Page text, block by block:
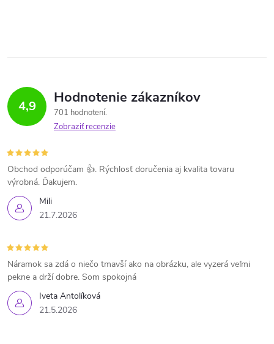
4,9 Hodnotenie zákazníkov
701 hodnotení
Zobraziť recenzie
Mili
21.7.2026
Obchod odporúčam 👍. Rýchlosť doručenia aj kvalita tovaru
výrobná. Ďakujem.
Iveta Antolíková
21.5.2026
Náramok sa zdá o niečo tmavší ako na obrázku, ale vyzerá veľmi
pekne a drží dobre. Som spokojná